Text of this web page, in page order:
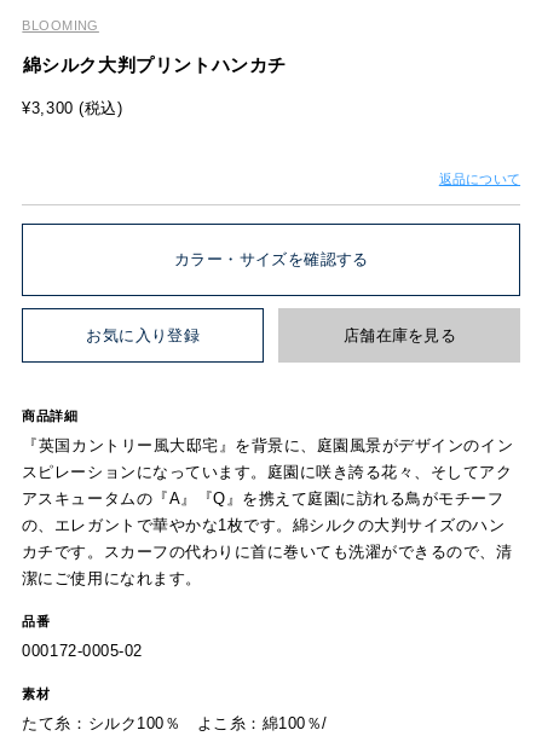
BLOOMING
綿シルク大判プリントハンカチ
¥3,300 (税込)
返品について
カラー・サイズを確認する
お気に入り登録 店舗在庫を見る
商品詳細
『英国カントリー風大邸宅』を背景に、庭園風景がデザインのイン
スピレーションになっています。庭園に咲き誇る花々、そしてアク
アスキュータムの『A』『Q』を携えて庭園に訪れる鳥がモチーフ
の、エレガントで華やかな1枚です。綿シルクの大判サイズのハン
カチです。スカーフの代わりに首に巻いても洗濯ができるので、清
潔にご使用になれます。
品番
000172-0005-02
素材
たて糸：シルク100％ よこ糸：綿100％/